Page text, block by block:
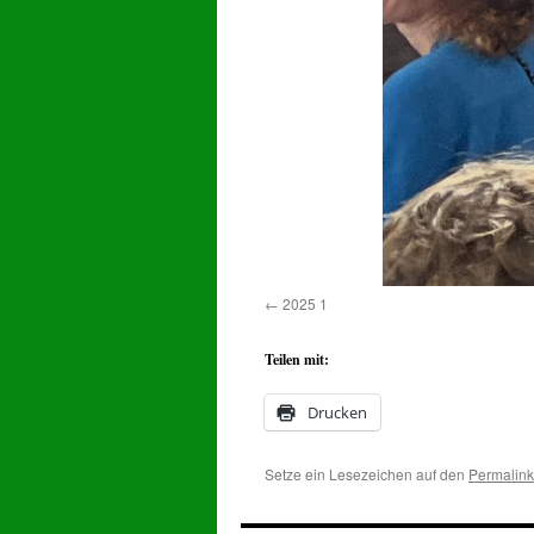
2025 1
Teilen mit:
Drucken
Setze ein Lesezeichen auf den Permalink